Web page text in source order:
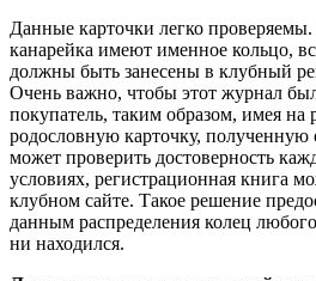
Данные карточки легко
канарейка имеют именное кольцо,
должны быть занесены в клубный
Очень важно, чтобы этот журнал
покупатель, таким образом, имея на
родословную карточку, полученную
может проверить достоверность
условиях, регистрационная книга
клубном сайте. Такое решение
данным распределения колец
ни находился.